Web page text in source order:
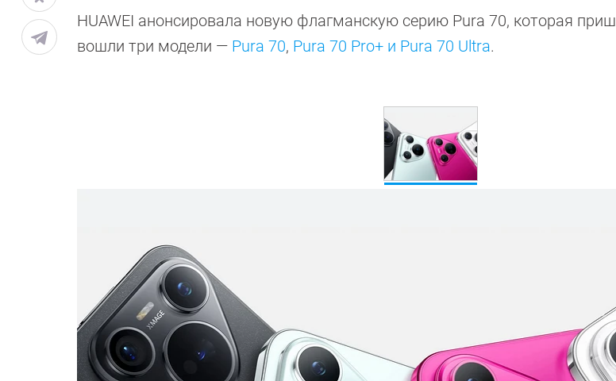
HUAWEI анонсировала новую флагманскую серию Pura 70, которая
вошли три модели — Pura 70, Pura 70 Pro+ и Pura 70 Ultra.